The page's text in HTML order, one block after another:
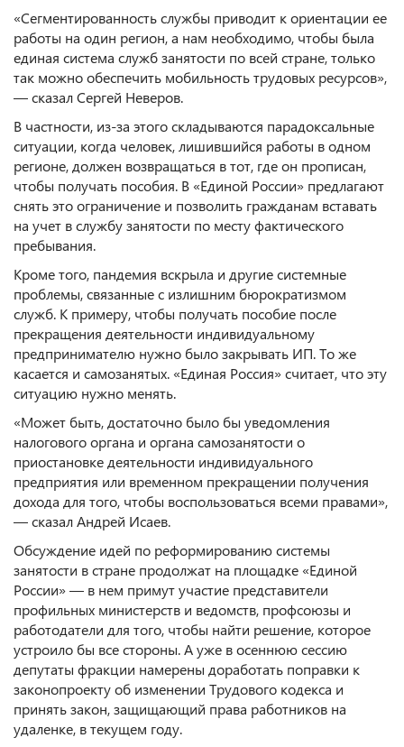
«Сегментированность службы приводит к ориентации ее
работы на один регион, а нам необходимо, чтобы была
единая система служб занятости по всей стране, только
так можно обеспечить мобильность трудовых ресурсов»,
— сказал Сергей Неверов.
В частности, из-за этого складываются парадоксальные
ситуации, когда человек, лишившийся работы в одном
регионе, должен возвращаться в тот, где он прописан,
чтобы получать пособия. В «Единой России» предлагают
снять это ограничение и позволить гражданам вставать
на учет в службу занятости по месту фактического
пребывания.
Кроме того, пандемия вскрыла и другие системные
проблемы, связанные с излишним бюрократизмом
служб. К примеру, чтобы получать пособие после
прекращения деятельности индивидуальному
предпринимателю нужно было закрывать ИП. То же
касается и самозанятых. «Единая Россия» считает, что эту
ситуацию нужно менять.
«Может быть, достаточно было бы уведомления
налогового органа и органа самозанятости о
приостановке деятельности индивидуального
предприятия или временном прекращении получения
дохода для того, чтобы воспользоваться всеми правами»,
— сказал Андрей Исаев.
Обсуждение идей по реформированию системы
занятости в стране продолжат на площадке «Единой
России» — в нем примут участие представители
профильных министерств и ведомств, профсоюзы и
работодатели для того, чтобы найти решение, которое
устроило бы все стороны. А уже в осеннюю сессию
депутаты фракции намерены доработать поправки к
законопроекту об изменении Трудового кодекса и
принять закон, защищающий права работников на
удаленке, в текущем году.